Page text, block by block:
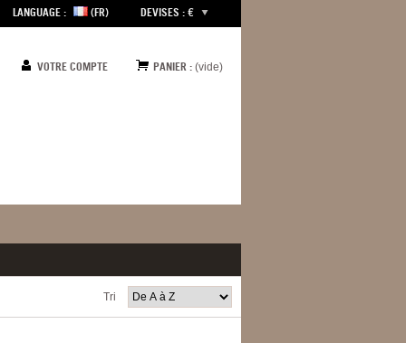
LANGUAGE : (FR) DEVISES : €
VOTRE COMPTE PANIER : (vide)
Tri